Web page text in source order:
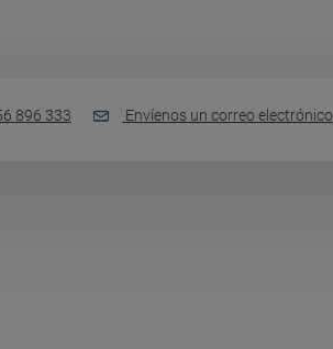
896 333 Envíenos un correo electrónico